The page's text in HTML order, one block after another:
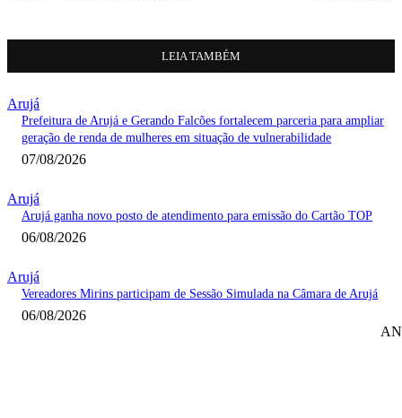
LEIA TAMBÉM
Arujá
Prefeitura de Arujá e Gerando Falcões fortalecem parceria para ampliar
geração de renda de mulheres em situação de vulnerabilidade
07/08/2026
Arujá
Arujá ganha novo posto de atendimento para emissão do Cartão TOP
06/08/2026
Arujá
Vereadores Mirins participam de Sessão Simulada na Câmara de Arujá
06/08/2026